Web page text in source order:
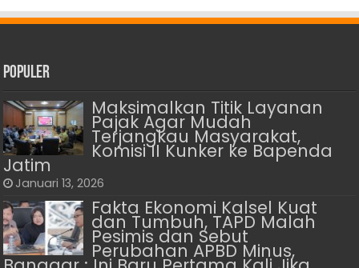
Populer
Maksimalkan Titik Layanan
Pajak Agar Mudah
Terjangkau Masyarakat,
Komisi II Kunker ke Bapenda
Jatim
Januari 13, 2026
Fakta Ekonomi Kalsel Kuat
dan Tumbuh, TAPD Malah
Pesimis dan Sebut
Perubahan APBD Minus,